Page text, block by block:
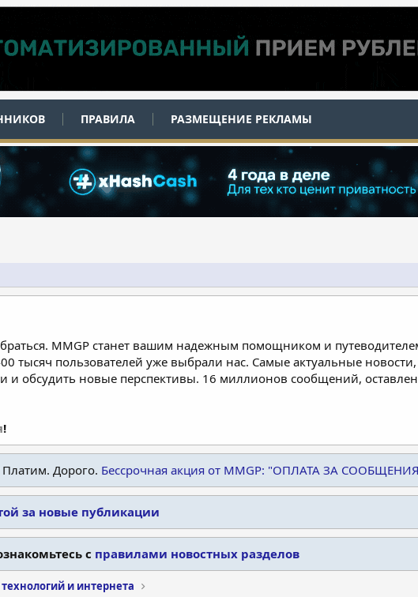
ПРАВИЛА РАЗМЕЩЕНИЕ РЕКЛАМЫ
MMGP станет вашим надежным помощником и
тысяч пользователей уже выбрали нас. Самые актуальные
и обсудить новые перспективы. 16 миллионов сообщений,
!
Платим. Дорого. Бессрочная акция от MMGP: "ОПЛАТА ЗА
за новые публикации
с правилами новостных разделов
и интернета